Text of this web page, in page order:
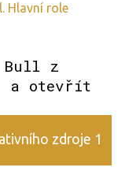
Hlavní role
Bull z
a otevřít
zdroje 1